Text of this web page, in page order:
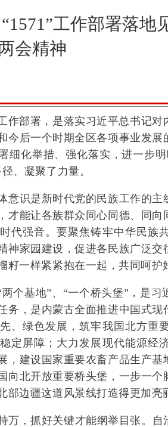
工作部署落
会精神
部署，是落实习近平总书记对
今后一个时期全区各项事业发展
细化举措、强化落实，进一步
、凝聚了力量。
识是新时代党的民族工作的主
才能让各族群众同心同德、同
代强音。要聚焦铸牢中华民族
神家园建设，促进各民族广泛
籽一样紧紧抱在一起，共同呵护
基地”、“一个桥头堡”，是习
务，是内蒙古全面推进中国式
、绿色发展，筑牢我国北方重
定屏障；大力发展现代能源经
，建设国家重要农畜产品生产
向北开放重要桥头堡，一步一个
部边疆这道风景线打造得更加亮
，抓好关键才能纲举目张。自